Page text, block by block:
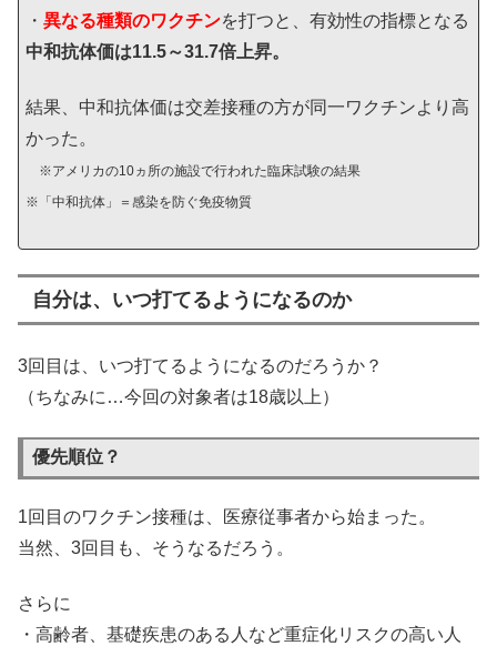
・ 異なる種類のワクチンを打つと、有効性の指標となる
中和抗体価は11.5～31.7倍上昇。
結果、中和抗体価は交差接種の方が同一ワクチンより高
かった。
※アメ リカの10ヵ所の施設で行われた臨床試験の結果
※「中和抗体」＝感染を防ぐ免疫物質
自分は、いつ打てるようになるのか
3回目は、いつ打てるようになるのだろうか？
（ちなみに…今回の対象者は18歳以上）
優先順位？
1回目のワクチン接種は、医療従事者から始まった。
当然、3回目も、そうなるだろう。
さらに
・高齢者、基礎疾患のある人など重症化リスクの高い人